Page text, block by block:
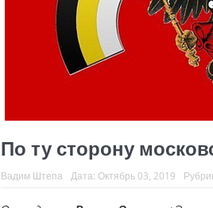
По ту сторону
Вадим Штепа Дата: Октябрь 03, 2019